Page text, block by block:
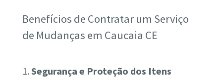
Benefícios de Contratar um Serviço
de Mudanças em Caucaia CE
1. Segurança e Proteção dos Itens